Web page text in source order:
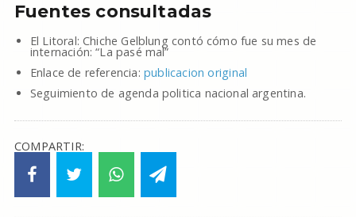
Fuentes consultadas
El Litoral: Chiche Gelblung contó cómo fue su mes de
internación: “La pasé mal”
Enlace de referencia: publicacion original
Seguimiento de agenda politica nacional argentina.
COMPARTIR: